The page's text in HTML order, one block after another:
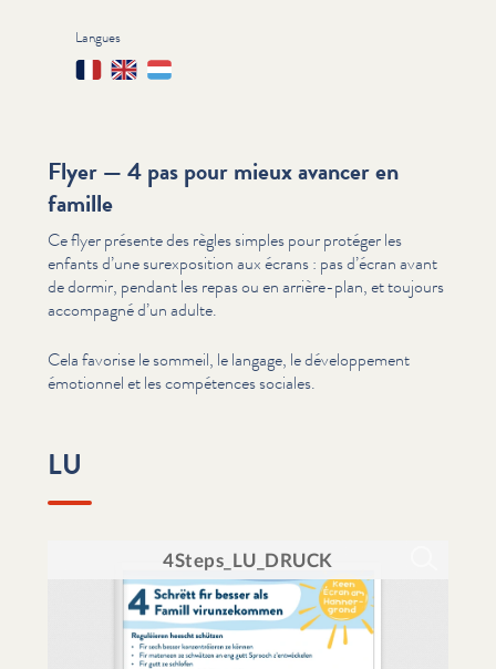
Langues
FrançaisEnglishLëtzebuergesch
Flyer — 4 pas pour mieux avancer en
famille
Ce flyer présente des règles simples pour protéger les
enfants d’une sur­ex­po­si­tion aux écrans : pas d’écran avant
de dormir, pendant les repas ou en arrière-plan, et toujours
accompagné d’un adulte.
Cela favorise le sommeil, le langage, le développe­ment
émotionnel et les compétences sociales.
LU